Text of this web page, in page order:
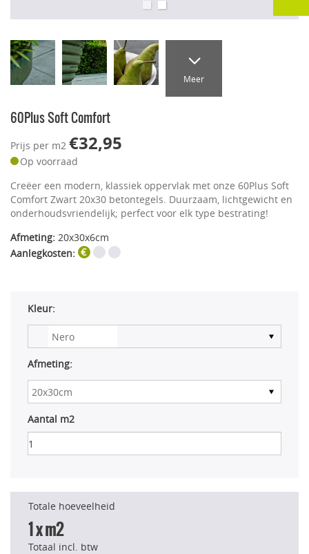
Meer
60Plus Soft Comfort
Prijs per m2 €32,95
Op voorraad
Creëer een modern, klassiek oppervlak met onze 60Plus Soft
Comfort Zwart 20x30 betontegels. Duurzaam, lichtgewicht en
onderhoudsvriendelijk; perfect voor elk type bestrating!
Afmeting: 20x30x6cm
Aanlegkosten:
Kleur:
Afmeting:
Aantal m2
Totale hoeveelheid
1x m2
Totaal incl. btw